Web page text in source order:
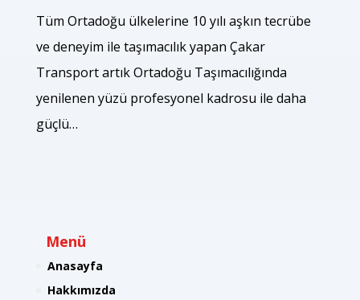
Tüm Ortadoğu ülkelerine 10 yılı aşkın tecrübe
ve deneyim ile taşımacılık yapan Çakar
Transport artık Ortadoğu Taşımacılığında
yenilenen yüzü profesyonel kadrosu ile daha
güçlü…
Menü
Anasayfa
Hakkımızda